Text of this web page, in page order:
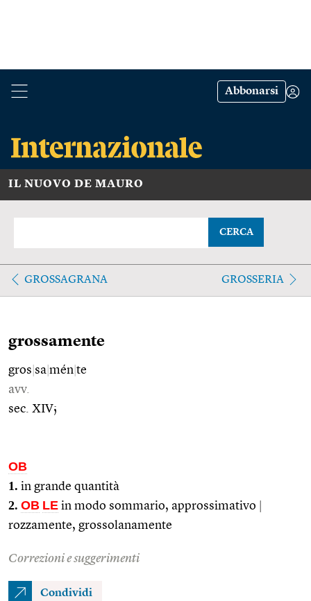
Abbonarsi
IL NUOVO DE MAURO
CERCA
GROSSAGRANA GROSSERIA
grossamente
gros sa mén te
avv.
sec. XIV;
OB
1. in grande quantità
2. OB LE in modo sommario, approssimativo
rozzamente, grossolanamente
Correzioni e suggerimenti
Condividi